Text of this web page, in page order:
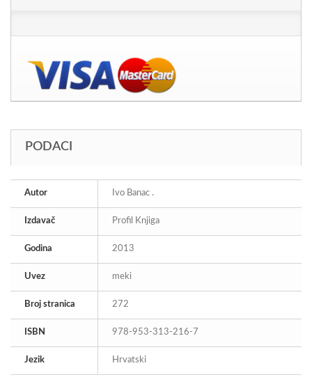
PODACI
Autor Ivo Banac .
Izdavač Profil Knjiga
Godina 2013
Uvez meki
Broj stranica 272
ISBN 978-953-313-216-7
Jezik Hrvatski